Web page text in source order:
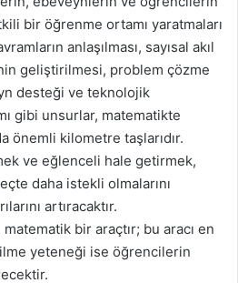
bir öğrenme ortamı yaratmaları
anlaşılması, sayısal akıl
geliştirilmesi, problem çözme
desteği ve teknolojik
gibi unsurlar, matematikte
önemli kilometre taşlarıdır.
ve eğlenceli hale getirmek,
daha istekli olmalarını
artıracaktır.
matematik bir araçtır; bu aracı en
yeteneği ise öğrencilerin